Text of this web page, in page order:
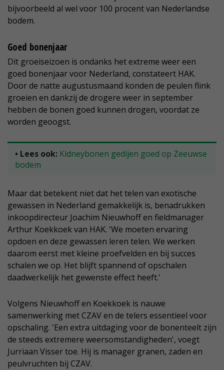
bijvoorbeeld al wel voor 100 procent van Nederlandse
bodem.
Goed bonenjaar
Dit groeiseizoen is ondanks het extreme weer een
goed bonenjaar voor Nederland, constateert HAK.
Door de natte augustusmaand konden de peulen flink
groeien en dankzij de drogere weer in september
hebben de bonen goed kunnen drogen, voordat ze
worden geoogst.
• Lees ook: Kidneybonen gedijen goed op Zeeuwse
bodem
Maar dat betekent niet dat het telen van exotische
gewassen in Nederland gemakkelijk is, benadrukken
inkoopdirecteur Joachim Nieuwhoff en fieldmanager
Arthur Koekkoek van HAK. 'We moeten ervaring
opdoen en deze gewassen leren telen. We werken
daarom eerst met kleine proefvelden en bij succes
schalen we op. Het blijft spannend of opschalen
daadwerkelijk het gewenste effect heeft.'
Volgens Nieuwhoff en Koekkoek is nauwe
samenwerking met CZAV en de telers essentieel voor
opschaling. 'Een extra uitdaging voor de bonenteelt zijn
de steeds extremere weersomstandigheden', voegt
Jurriaan Visser toe. Hij is manager granen, zaden en
peulvruchten bij CZAV.